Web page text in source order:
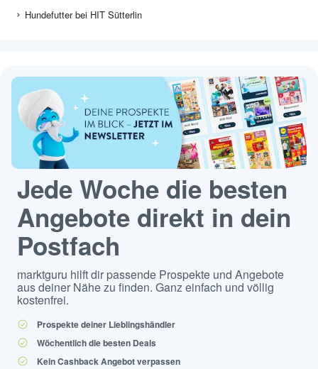
Hundefutter bei HIT Sütterlin
Jede Woche die besten
Angebote direkt in dein
Postfach
marktguru hilft dir passende Prospekte und Angebote
aus deiner Nähe zu finden. Ganz einfach und völlig
kostenfrei.
Prospekte deiner Lieblingshändler
Wöchentlich die besten Deals
Kein Cashback Angebot verpassen